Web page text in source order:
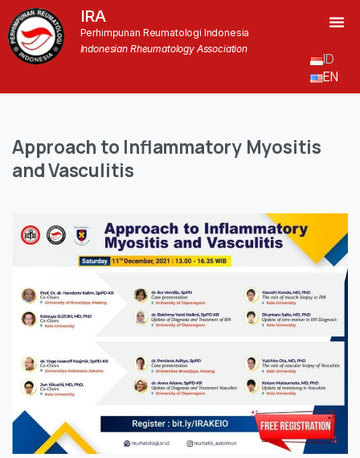
IRA
Perhimpunan Reumatologi Indonesia
Indonesian Rheumatology Association
ID
EN
Approach to Inflammatory Myositis
andVasculitis